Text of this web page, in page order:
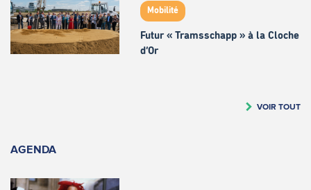
Mobilité
Futur « Tramsschapp » à la Cloche
d’Or
VOIR TOUT
AGENDA